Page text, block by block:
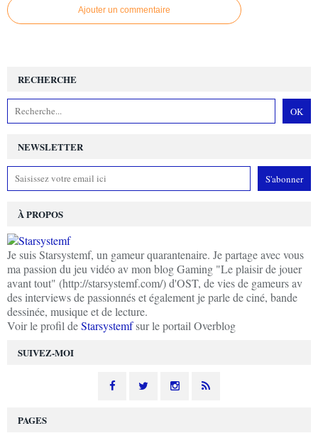
Ajouter un commentaire
NEWSLETTER
SUIVEZ-MOI
RECHERCHE
À PROPOS
Je suis Starsystemf, un gameur quarantenaire. Je partage avec vous
ma passion du jeu vidéo av mon blog Gaming "Le plaisir de jouer
avant tout" (http://starsystemf.com/) d'OST, de vies de gameurs av
des interviews de passionnés et également je parle de ciné, bande
dessinée, musique et de lecture.
Voir le profil deStarsystemfsur le portail Overblog
PAGES